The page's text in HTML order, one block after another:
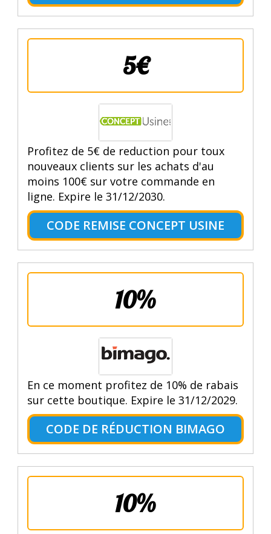
5€
Profitez de 5€ de reduction pour toux
nouveaux clients sur les achats d'au
moins 100€ sur votre commande en
ligne. Expire le 31/12/2030.
CODE REMISE CONCEPT USINE
10%
En ce moment profitez de 10% de rabais
sur cette boutique. Expire le 31/12/2029.
CODE DE RÉDUCTION BIMAGO
10%